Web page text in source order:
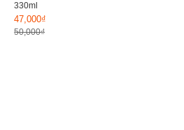
330ml
47,000₫
50,000₫